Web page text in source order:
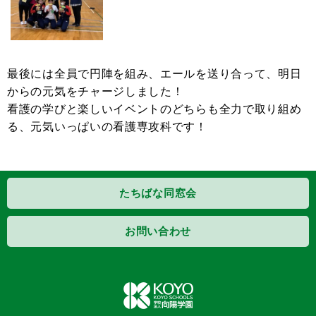
最後には全員で円陣を組み、エールを送り合って、明日
からの元気をチャージしました！
看護の学びと楽しいイベントのどちらも全力で取り組め
る、元気いっぱいの看護専攻科です！
たちばな同窓会
お問い合わせ